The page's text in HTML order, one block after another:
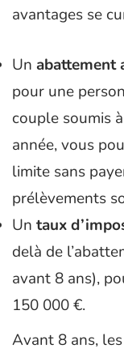
avantages se
Un abattement
pour une
couple soumis
année, vous
limite sans
prélèvements
Un taux
delà de
avant 8 ans),
150 000 €.
Avant 8 ans,